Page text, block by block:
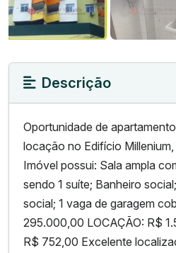
Descrição
Oportunidade de
locação no Edifício
Imóvel possui: Sala ampla
sendo 1 suíte; Banheiro
social; 1 vaga de garagem
295.000,00 LOCAÇÃO: R$
R$ 752,00 Excelente